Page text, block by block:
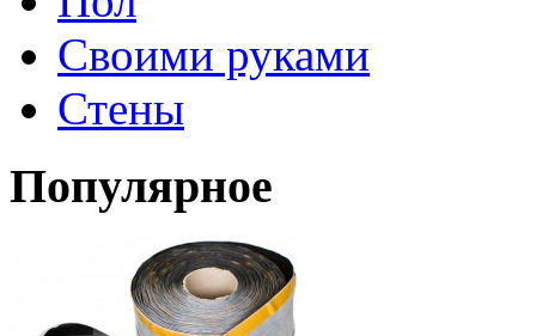
Своими руками
Стены
Популярное